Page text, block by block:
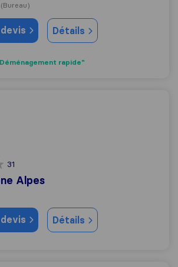
(Bureau)
Détails
rapide"
31
Alpes
Détails